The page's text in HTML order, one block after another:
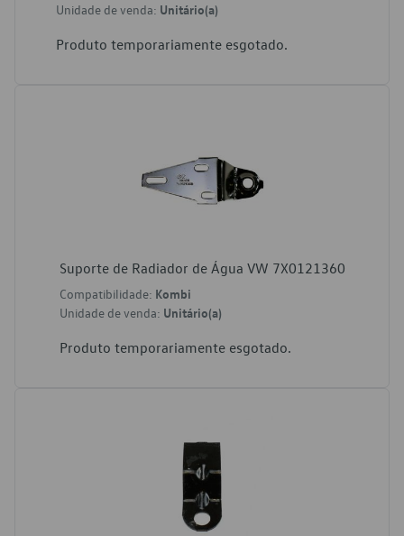
Unidade de venda: Unitário(a)
Produto temporariamente esgotado.
Suporte de Radiador de Água VW 7X0121360
Compatibilidade: Kombi
Unidade de venda: Unitário(a)
Produto temporariamente esgotado.